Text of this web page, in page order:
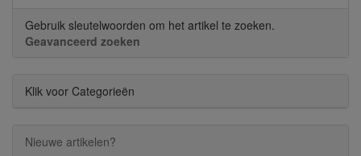
Gebruik sleutelwoorden om het artikel te zoeken.
Geavanceerd zoeken
Klik voor Categorieën
Nieuwe artikelen?